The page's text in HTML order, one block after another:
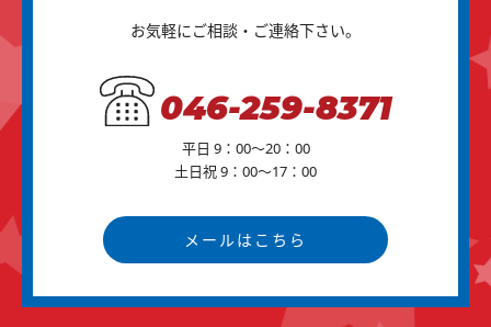
お気軽にご相談・ご連絡下さい。
046-259-8371
平日 9：00～20：00
土日祝 9：00～17：00
メールはこちら